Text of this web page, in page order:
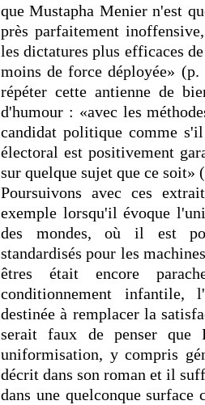
que Mustapha Menier n'est
près parfaitement
les dictatures plus efficaces
moins de force déployée»
répéter cette antienne de
d'humour : «avec les
candidat politique comme
électoral est positivement
sur quelque sujet que ce soit»
Poursuivons avec ces
exemple lorsqu'il évoque
des mondes, où il est
standardisés pour les
êtres était encore
conditionnement infantile,
destinée à remplacer la
serait faux de penser que
uniformisation, y compris
décrit dans son roman et il
dans une quelconque surface